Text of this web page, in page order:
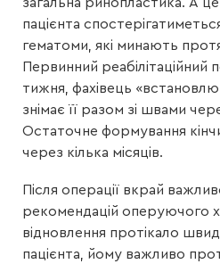
пацієнта
гематоми, які минають
Первинний реабілітаційний
тижня, фахівець
знімає її разом зі швами
Остаточне формування
через кілька місяців.
Після операції вкрай
рекомендацій оперуючого
відновлення протікало
пацієнта, йому важливо